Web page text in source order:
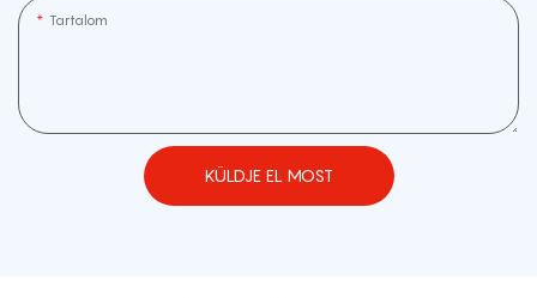
Tartalom
KÜLDJE EL MOST